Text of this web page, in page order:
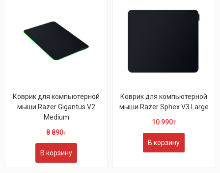
Коврик для компьютерной
мыши Razer Gigantus V2
Medium
8 890₸
В корзину
Коврик для компьютерной
мыши Razer Sphex V3 Large
10 990₸
В корзину